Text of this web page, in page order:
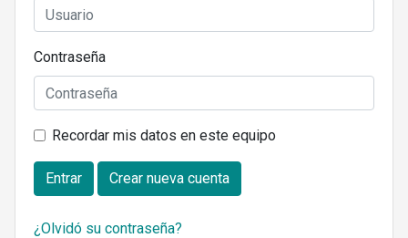
Contraseña
Recordar mis datos en este equipo
Entrar Crear nueva cuenta
¿Olvidó su contraseña?